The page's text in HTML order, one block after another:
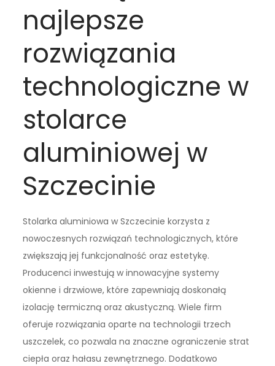
najlepsze
rozwiązania
technologiczne w
stolarce
aluminiowej w
Szczecinie
Stolarka aluminiowa w Szczecinie korzysta z
nowoczesnych rozwiązań technologicznych, które
zwiększają jej funkcjonalność oraz estetykę.
Producenci inwestują w innowacyjne systemy
okienne i drzwiowe, które zapewniają doskonałą
izolację termiczną oraz akustyczną. Wiele firm
oferuje rozwiązania oparte na technologii trzech
uszczelek, co pozwala na znaczne ograniczenie strat
ciepła oraz hałasu zewnętrznego. Dodatkowo